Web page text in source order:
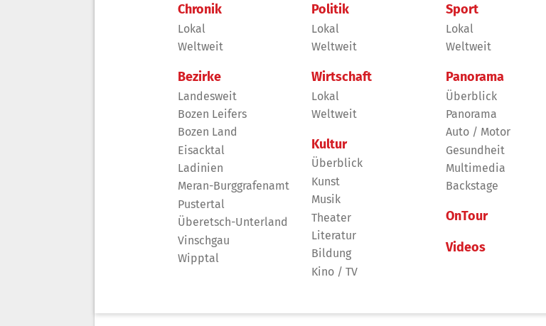
Chronik
Lokal
Weltweit
Bezirke
Landesweit
Bozen Leifers
Bozen Land
Eisacktal
Ladinien
Meran-Burggrafenamt
Pustertal
Überetsch-Unterland
Vinschgau
Wipptal
Politik
Lokal
Weltweit
Wirtschaft
Lokal
Weltweit
Kultur
Überblick
Kunst
Musik
Theater
Literatur
Bildung
Kino / TV
Sport
Lokal
Weltweit
Panorama
Überblick
Panorama
Auto / Motor
Gesundheit
Multimedia
Backstage
OnTour
Videos